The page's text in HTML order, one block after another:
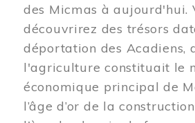
des Micmas à aujourd'hui.
découvrirez des trésors
déportation des Acadiens,
l'agriculture constituait le
économique principal de
l’âge d’or de la